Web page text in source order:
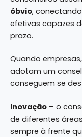
óbvio,
efetivas capazes
prazo.
Quando
adotam um
conseguem se
Inovação – o
de diferentes
sempre à frente